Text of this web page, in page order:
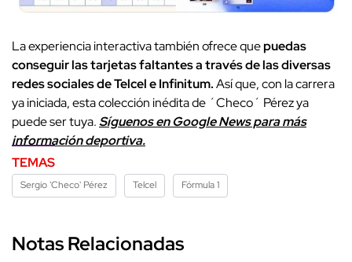
La experiencia interactiva también ofrece quepuedas
conseguir las tarjetas faltantes a través de las diversas
redes sociales de Telcel e Infinitum.Así que, con la carrera
ya iniciada, esta colección inédita de ´Checo´ Pérez ya
puede ser tuya.Síguenos en Google News para más
información deportiva.
TEMAS
Sergio 'Checo' Pérez Telcel Fórmula 1
Notas Relacionadas